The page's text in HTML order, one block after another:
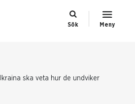
Sök Meny
ska veta hur de undviker